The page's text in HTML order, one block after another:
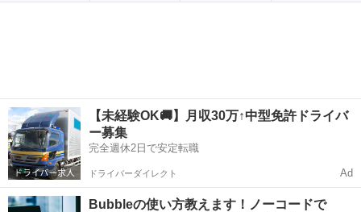
【未経験OK🚚】月収30万↑中型免許ドライバ
ー募集
完全週休2日で安定転職
ドライバーダイレクト Ad
Bubbleの使い方教えます！ノーコードで